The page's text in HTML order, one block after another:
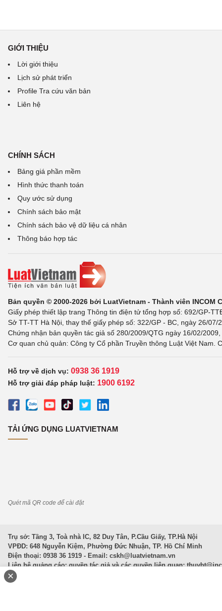
GIỚI THIỆU
Lời giới thiệu
Lịch sử phát triển
Profile Tra cứu văn bản
Liên hệ
CHÍNH SÁCH
Bảng giá phần mềm
Hình thức thanh toán
Quy ước sử dụng
Chính sách bảo mật
Chính sách bảo vệ dữ liệu cá nhân
Thông báo hợp tác
Bản quyền © 2000-2026 bởi LuatVietnam - Thành viên INCOM
Giấy phép thiết lập trang Thông tin điện tử tổng hợp số: 692/GP-
Sở TT-TT Hà Nội, thay thế giấy phép số: 322/GP - BC, ngày 26/
Chứng nhận bản quyền tác giả số 280/2009/QTG ngày 16/02/
Cơ quan chủ quản: Công ty Cổ phần Truyền thông Luật Việt Nam.
Hỗ trợ về dịch vụ: 0938 36 1919
Hỗ trợ giải đáp pháp luật: 1900 6192
TẢI ỨNG DỤNG LUATVIETNAM
Quét mã QR code để cài đặt
Trụ sở: Tầng 3, Toà nhà IC, 82 Duy Tân, P.Cầu Giấy, TP.Hà Nội
VPĐD: 648 Nguyễn Kiệm, Phường Đức Nhuận, TP. Hồ Chí Minh
Điện thoại: 0938 36 1919 - Email: cskh@luatvietnam.vn
Liên hệ quảng cáo; quyền tác giả và các quyền liên quan:
Văn Bản Pháp Luật
×